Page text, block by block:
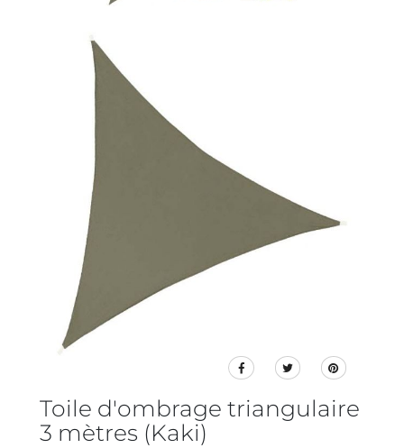
Toile d'ombrage triangulaire
3 mètres (Kaki)